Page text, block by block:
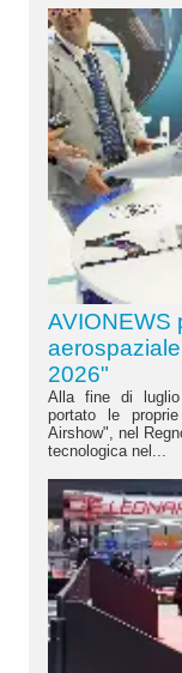
AVIONEWS
2026"
Alla fine di luglio
portato le proprie
Airshow", nel
tecnologica nel...